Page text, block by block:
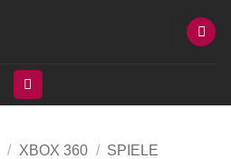
/ XBOX 360 / SPIELE